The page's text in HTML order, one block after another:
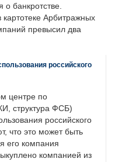
банкротстве.
Арбитражных
превысил два
российского
центре по
структура ФСБ)
российского
что это может быть
его компания
компанией из